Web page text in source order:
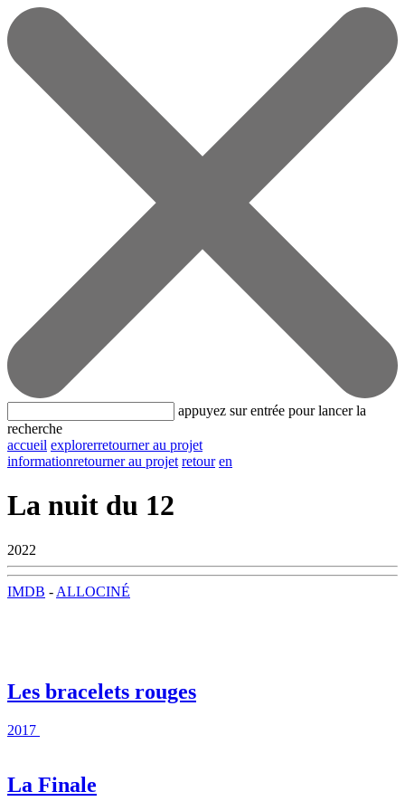
appuyez sur entrée pour lancer la
recherche
accueil explorerretourner au projet
informationretourner au projet retour en
La nuit du 12
2022
IMDB - ALLOCINÉ
Les bracelets rouges
2017
La Finale